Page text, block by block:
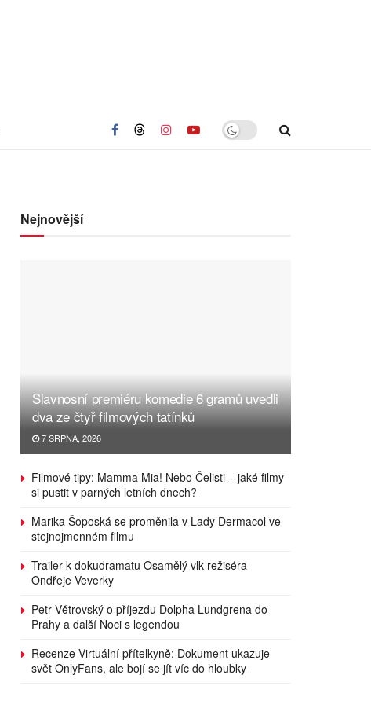
Nejnovější
Slavnosní premiéru komedie 6 gramů uvedli
dva ze čtyř filmových tatínků
7 SRPNA, 2026
Filmové tipy: Mamma Mia! Nebo Čelisti – jaké filmy
si pustit v parných letních dnech?
Marika Šoposká se proměnila v Lady Dermacol ve
stejnojmenném filmu
Trailer k dokudramatu Osamělý vlk režiséra
Ondřeje Veverky
Petr Větrovský o příjezdu Dolpha Lundgrena do
Prahy a další Noci s legendou
Recenze Virtuální přítelkyně: Dokument ukazuje
svět OnlyFans, ale bojí se jít víc do hloubky